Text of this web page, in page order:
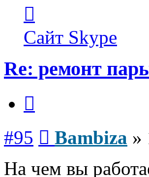
пользователя
Bambiza
Сайт Skype
Re: ремонт
#95 Bambiza »
На чем вы